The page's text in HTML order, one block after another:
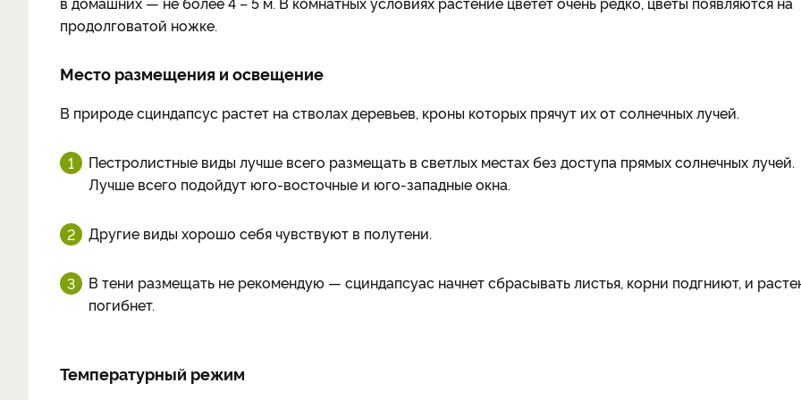
продолговатой ножке.
Место размещения и освещение
В природе сциндапсус растет на стволах деревьев, кроны которых прячут их от солнечных лучей.
Пестролистные виды лучше всего размещать в светлых местах без доступа прямых солнечных лучей.
Лучше всего подойдут юго-восточные и юго-западные окна.
Другие виды хорошо себя чувствуют в полутени.
В тени размещать не рекомендую — сциндапсуас начнет сбрасывать листья, корни подгниют, и
погибнет.
Температурный режим